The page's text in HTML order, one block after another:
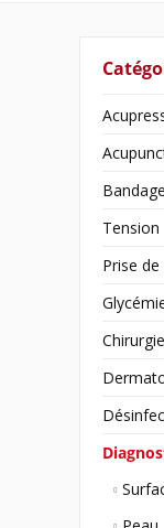
Tension
Prise
Chirurgie